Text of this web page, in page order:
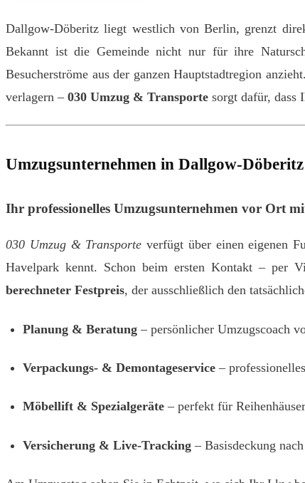
Dallgow‑Döberitz liegt westlich von Berlin, grenzt
Bekannt ist die Gemeinde nicht nur für ihre
Besucherströme aus der ganzen Hauptstadtregion
verlagern – 030 Umzug & Transporte sorgt dafür, dass
Umzugsunternehmen in Dallgow‑Döberitz
Ihr professionelles Umzugsunternehmen vor Ort
030 Umzug & Transporte verfügt über einen eigenen
Havelpark kennt. Schon beim ersten Kontakt – per
berechneter Festpreis, der ausschließlich den
Planung & Beratung – persönlicher Umzugscoach
Verpackungs‑ & Demontageservice –
Möbellift & Spezialgeräte – perfekt für
Versicherung & Live‑Tracking – Basisdeckung